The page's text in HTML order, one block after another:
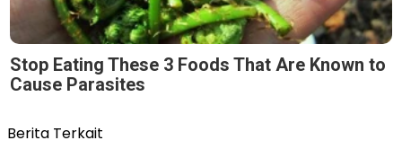
Stop Eating These 3 Foods That Are Known to
Cause Parasites
Berita Terkait